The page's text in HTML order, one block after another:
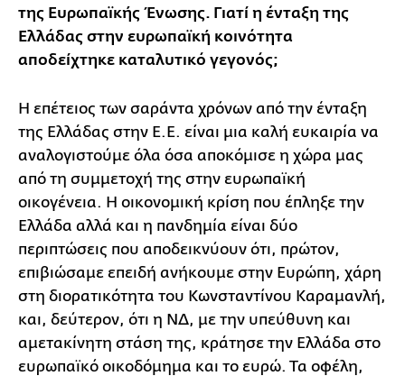
της Ευρωπαϊκής Ένωσης. Γιατί η ένταξη της
Ελλάδας στην ευρωπαϊκή κοινότητα
αποδείχτηκε καταλυτικό γεγονός;
Η επέτειος των σαράντα χρόνων από την ένταξη
της Ελλάδας στην Ε.Ε. είναι μια καλή ευκαιρία να
αναλογιστούμε όλα όσα αποκόμισε η χώρα μας
από τη συμμετοχή της στην ευρωπαϊκή
οικογένεια. Η οικονομική κρίση που έπληξε την
Ελλάδα αλλά και η πανδημία είναι δύο
περιπτώσεις που αποδεικνύουν ότι, πρώτον,
επιβιώσαμε επειδή ανήκουμε στην Ευρώπη, χάρη
στη διορατικότητα του Κωνσταντίνου Καραμανλή,
και, δεύτερον, ότι η ΝΔ, με την υπεύθυνη και
αμετακίνητη στάση της, κράτησε την Ελλάδα στο
ευρωπαϊκό οικοδόμημα και το ευρώ. Τα οφέλη,